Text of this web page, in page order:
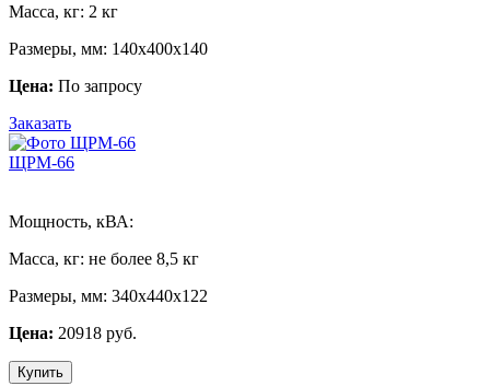
Масса, кг: 2 кг
Размеры, мм: 140х400х140
Цена: По запросу
Заказать
ЩРМ-66
Мощность, кВА:
Масса, кг: не более 8,5 кг
Размеры, мм: 340х440х122
Цена: 20918 руб.
Купить